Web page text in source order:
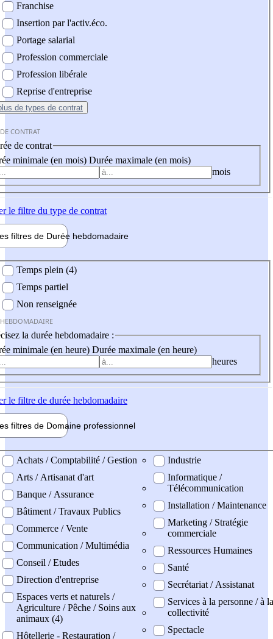
Franchise
Insertion par l'activ.éco.
Portage salarial
Profession commerciale
Profession libérale
Reprise d'entreprise
de types de contrat
CONTRAT
de contrat
minimale (en mois) Durée maximale (en mois)
mois
le filtre du type de contrat
filtres de Durée hebdomadaire
Temps plein (4)
Temps partiel
Non renseignée
la durée hebdomadaire :
minimale (en heure) Durée maximale (en heure)
heures
le filtre de durée hebdomadaire
filtres de Domaine professionnel
professionel
Achats / Comptabilité / Gestion
Arts / Artisanat d'art
Banque / Assurance
Bâtiment / Travaux Publics
Commerce / Vente
Communication / Multimédia
Conseil / Etudes
Direction d'entreprise
Espaces verts et naturels /
Agriculture / Pêche / Soins aux
animaux (4)
Hôtellerie - Restauration /
Industrie
Informatique /
Télécommunication
Installation / Maintenance
Marketing / Stratégie
commerciale
Ressources Humaines
Santé
Secrétariat / Assistanat
Services à la personne / à la
collectivité
Spectacle